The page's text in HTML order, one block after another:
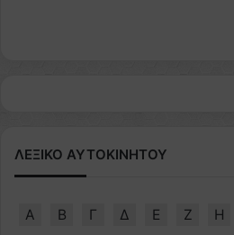
ΛΕΞΙΚΟ ΑΥΤΟΚΙΝΗΤΟΥ
Α Β Γ Δ Ε Ζ Η